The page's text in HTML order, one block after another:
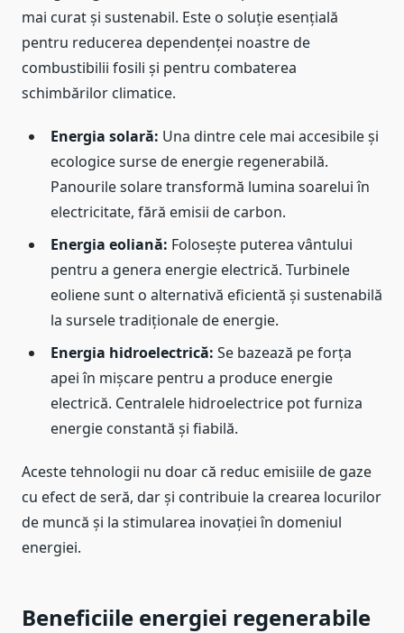
mai curat și sustenabil. Este o soluție esențială
pentru reducerea dependenței noastre de
combustibilii fosili și pentru combaterea
schimbărilor climatice.
Energia solară: Una dintre cele mai accesibile și
ecologice surse de energie regenerabilă.
Panourile solare transformă lumina soarelui în
electricitate, fără emisii de carbon.
Energia eoliană: Folosește puterea vântului
pentru a genera energie electrică. Turbinele
eoliene sunt o alternativă eficientă și sustenabilă
la sursele tradiționale de energie.
Energia hidroelectrică: Se bazează pe forța
apei în mișcare pentru a produce energie
electrică. Centralele hidroelectrice pot furniza
energie constantă și fiabilă.
Aceste tehnologii nu doar că reduc emisiile de gaze
cu efect de seră, dar și contribuie la crearea locurilor
de muncă și la stimularea inovației în domeniul
energiei.
Beneficiile energiei regenerabile